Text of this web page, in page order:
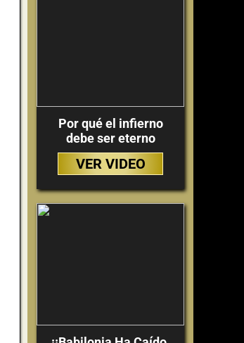
Por qué el infierno
debe ser eterno
VER VIDEO